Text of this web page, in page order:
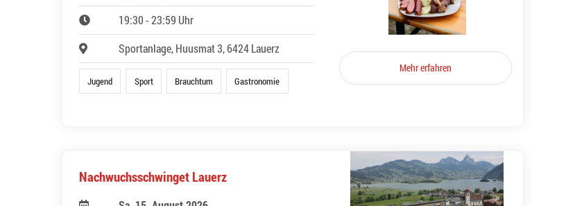
19:30 - 23:59 Uhr
Sportanlage, Huusmat 3, 6424 Lauerz
Jugend Sport Brauchtum Gastronomie
Mehr erfahren
Nachwuchsschwinget Lauerz